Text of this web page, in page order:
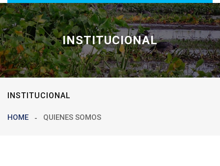
INSTITUCIONAL
INSTITUCIONAL
HOME QUIENES SOMOS